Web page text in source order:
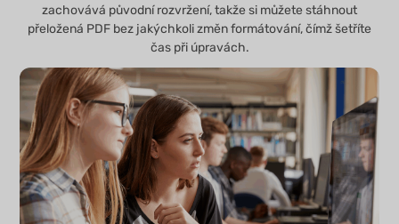
zachovává původní rozvržení, takže si můžete stáhnout
přeložená PDF bez jakýchkoli změn formátování, čímž šetříte
čas při úpravách.